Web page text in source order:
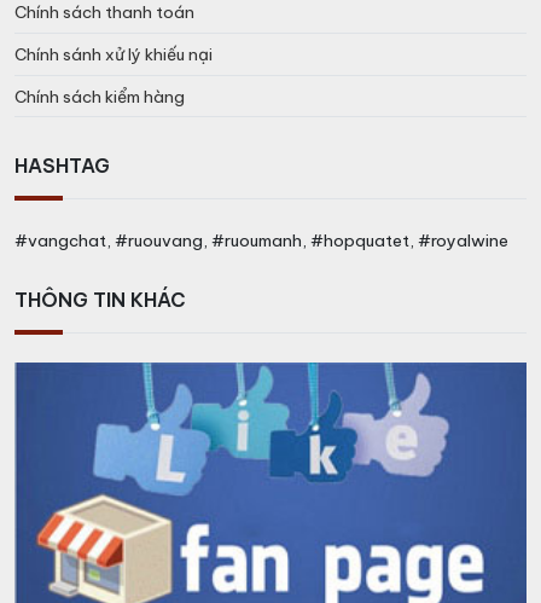
Chính sách thanh toán
Chính sánh xử lý khiếu nại
Chính sách kiểm hàng
HASHTAG
#vangchat, #ruouvang, #ruoumanh, #hopquatet, #royalwine
THÔNG TIN KHÁC